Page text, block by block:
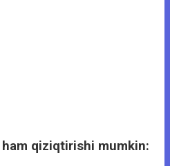
qiziqtirishi mumkin: